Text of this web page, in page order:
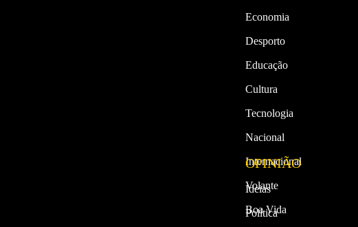
Economia
Desporto
Educação
Cultura
Tecnologia
Nacional
Internacional
Volante
Boa Vida
OPINIÃO
Ideias
Política